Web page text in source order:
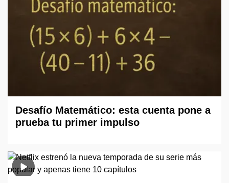
Desafío Matemático: esta cuenta pone a
prueba tu primer impulso